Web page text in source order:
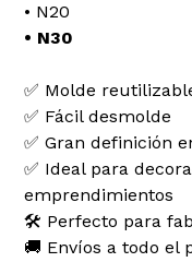
• N20
• N30
✅ Molde
✅ Fácil desmolde
✅ Gran definición
✅ Ideal para
emprendimientos
🛠️ Perfecto para
🚚 Envíos a todo el